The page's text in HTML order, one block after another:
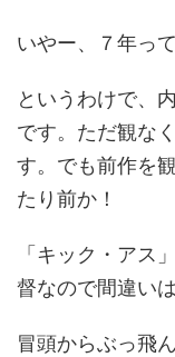
いやー、７年っ
というわけで、
です。ただ観な
す。でも前作を
たり前か！
「キック・アス
督なので間違い
冒頭からぶっ飛